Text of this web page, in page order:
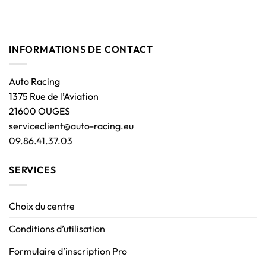
INFORMATIONS DE CONTACT
Auto Racing
1375 Rue de l’Aviation
21600 OUGES
serviceclient@auto-racing.eu
09.86.41.37.03
SERVICES
Choix du centre
Conditions d’utilisation
Formulaire d’inscription Pro